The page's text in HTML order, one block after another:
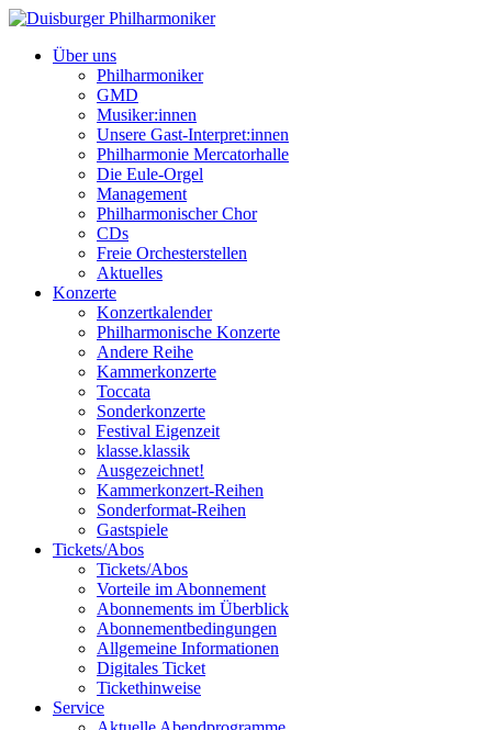
Über uns
Philharmoniker
GMD
Musiker:innen
Unsere Gast-Interpret:innen
Philharmonie Mercatorhalle
Die Eule-Orgel
Management
Philharmonischer Chor
CDs
Freie Orchesterstellen
Aktuelles
Konzerte
Konzertkalender
Philharmonische Konzerte
Andere Reihe
Kammerkonzerte
Toccata
Sonderkonzerte
Festival Eigenzeit
klasse.klassik
Ausgezeichnet!
Kammerkonzert-Reihen
Sonderformat-Reihen
Gastspiele
Tickets/Abos
Tickets/Abos
Vorteile im Abonnement
Abonnements im Überblick
Abonnement­bedingungen
Allgemeine Informationen
Digitales Ticket
Ticket­hinweise
Service